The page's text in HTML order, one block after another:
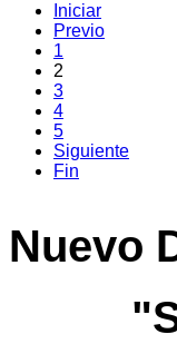
Iniciar
Previo
1
2
3
4
5
Siguiente
Fin
Nuevo